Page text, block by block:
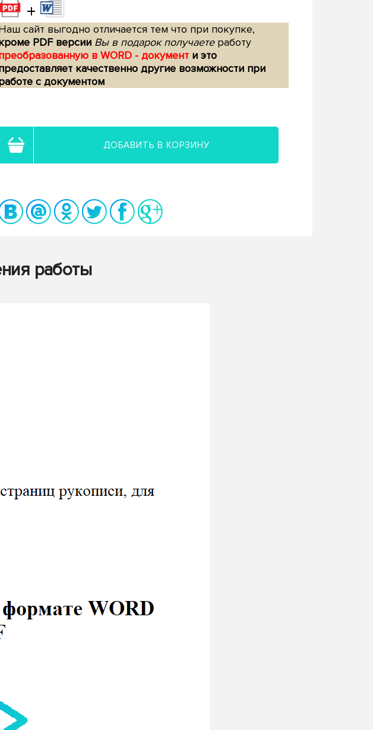
+
сайт выгодно отличается тем что при покупке,
PDF версии Вы в подарок получаетеработу
в WORD - документ и это
качественно другие возможности при
с документом
ДОБАВИТЬ В КОРЗИНУ
работы